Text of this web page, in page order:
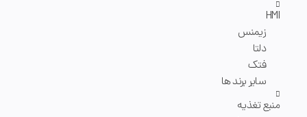
HMI
زیمنس
دلتا
فتک
سایر برند ها
منبع تغذیه